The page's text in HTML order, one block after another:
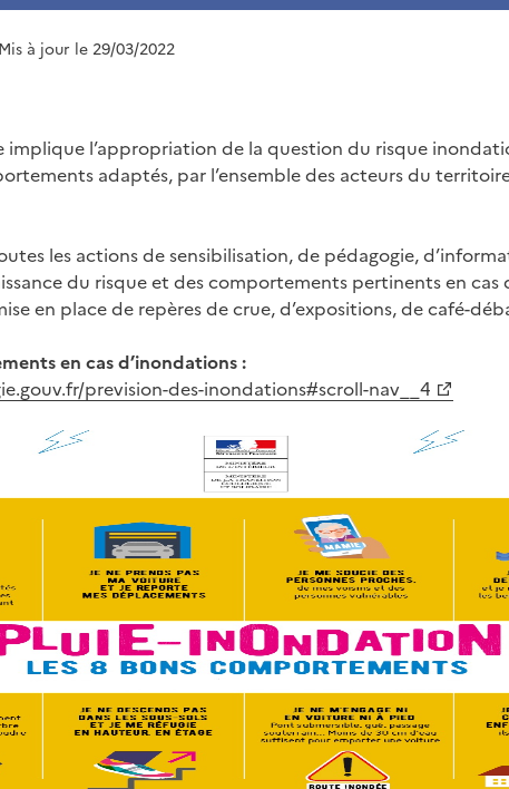
à jour le 29/03/2022
implique l’appropriation de la question du risque
adaptés, par l’ensemble des acteurs du
les actions de sensibilisation, de pédagogie,
du risque et des comportements pertinents en cas
en place de repères de crue, d’expositions, de café-
en cas d’inondations :
prevision-des-inondations#scroll-nav__4